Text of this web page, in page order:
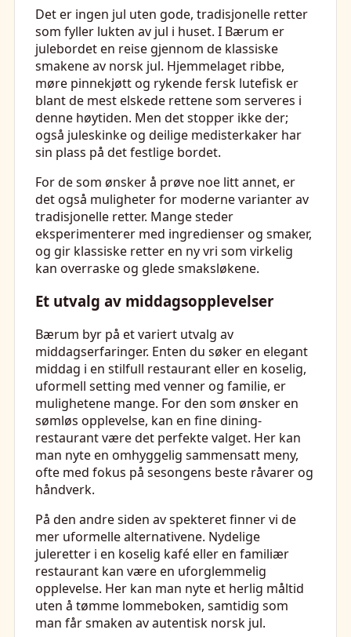
Det er ingen jul uten gode, tradisjonelle retter
som fyller lukten av jul i huset. I Bærum er
julebordet en reise gjennom de klassiske
smakene av norsk jul. Hjemmelaget ribbe,
møre pinnekjøtt og rykende fersk lutefisk er
blant de mest elskede rettene som serveres i
denne høytiden. Men det stopper ikke der;
også juleskinke og deilige medisterkaker har
sin plass på det festlige bordet.
For de som ønsker å prøve noe litt annet, er
det også muligheter for moderne varianter av
tradisjonelle retter. Mange steder
eksperimenterer med ingredienser og smaker,
og gir klassiske retter en ny vri som virkelig
kan overraske og glede smaksløkene.
Et utvalg av middagsopplevelser
Bærum byr på et variert utvalg av
middagserfaringer. Enten du søker en elegant
middag i en stilfull restaurant eller en koselig,
uformell setting med venner og familie, er
mulighetene mange. For den som ønsker en
sømløs opplevelse, kan en fine dining-
restaurant være det perfekte valget. Her kan
man nyte en omhyggelig sammensatt meny,
ofte med fokus på sesongens beste råvarer og
håndverk.
På den andre siden av spekteret finner vi de
mer uformelle alternativene. Nydelige
juleretter i en koselig kafé eller en familiær
restaurant kan være en uforglemmelig
opplevelse. Her kan man nyte et herlig måltid
uten å tømme lommeboken, samtidig som
man får smaken av autentisk norsk jul.